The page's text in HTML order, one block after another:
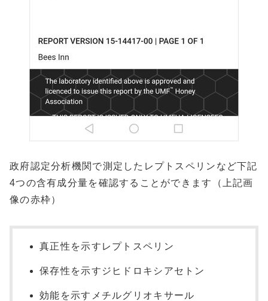
政府認定分析機関で測定したレプトスペリンなど下記
4つの含有成分量を確認することができます（上記画
像の赤枠）
真正性を示すレプトスペリン
保存性を示すジヒドロキシアセトン
効能を示すメチルグリオキサール